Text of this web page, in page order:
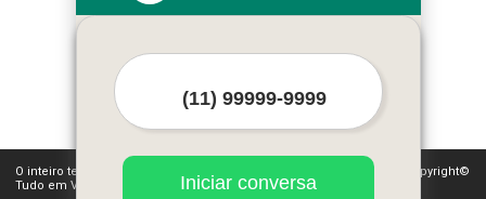
Missão
Mapa do site
Mais Serviços
O inteiro teor deste site está sujeito à proteção de direitos autorais. Copyright©
Tudo em Verde (Lei 9610 de 19/02/1998)Iniciar conversa